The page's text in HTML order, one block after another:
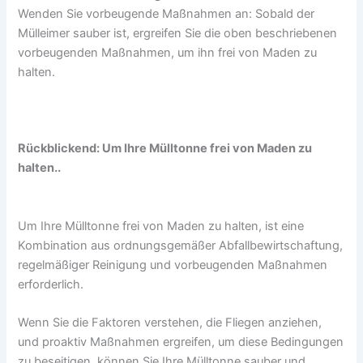
Wenden Sie vorbeugende Maßnahmen an: Sobald der
Mülleimer sauber ist, ergreifen Sie die oben beschriebenen
vorbeugenden Maßnahmen, um ihn frei von Maden zu
halten.
Rückblickend: Um Ihre Mülltonne frei von Maden zu
halten..
Um Ihre Mülltonne frei von Maden zu halten, ist eine
Kombination aus ordnungsgemäßer Abfallbewirtschaftung,
regelmäßiger Reinigung und vorbeugenden Maßnahmen
erforderlich.
Wenn Sie die Faktoren verstehen, die Fliegen anziehen,
und proaktiv Maßnahmen ergreifen, um diese Bedingungen